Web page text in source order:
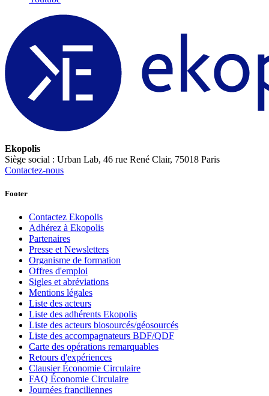
Ekopolis
Siège social : Urban Lab, 46 rue René Clair, 75018 Paris
Contactez-nous
Footer
Contactez Ekopolis
Adhérez à Ekopolis
Partenaires
Presse et Newsletters
Organisme de formation
Offres d'emploi
Sigles et abréviations
Mentions légales
Liste des acteurs
Liste des adhérents Ekopolis
Liste des acteurs biosourcés/géosourcés
Liste des accompagnateurs BDF/QDF
Carte des opérations remarquables
Retours d'expériences
Clausier Économie Circulaire
FAQ Économie Circulaire
Journées franciliennes